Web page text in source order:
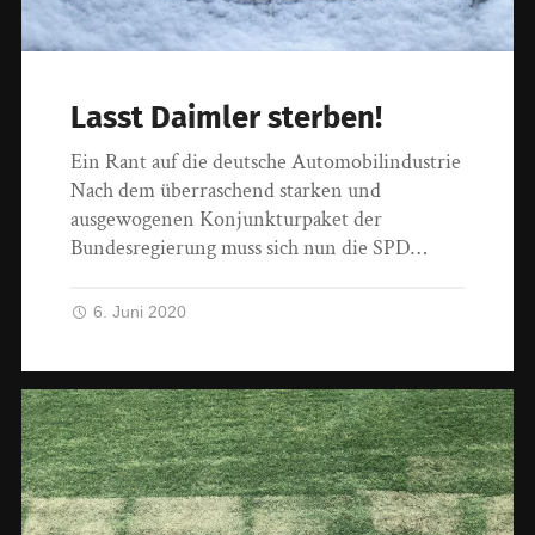
Lasst Daimler sterben!
Ein Rant auf die deutsche Automobilindustrie
Nach dem überraschend starken und
ausgewogenen Konjunkturpaket der
Bundesregierung muss sich nun die SPD…
6. Juni 2020